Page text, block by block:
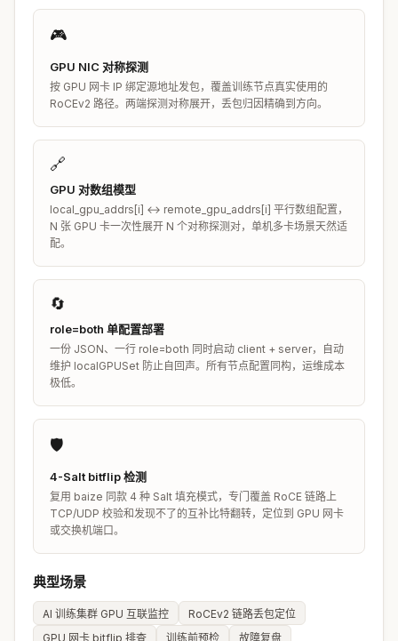
🎮
GPU NIC 对称探测
按 GPU 网卡 IP 绑定源地址发包，覆盖训练节点真实使用的
RoCEv2 路径。两端探测对称展开，丢包归因精确到方向。
🔗
GPU 对数组模型
local_gpu_addrs[i] ↔ remote_gpu_addrs[i] 平行数组配置，
N 张 GPU 卡一次性展开 N 个对称探测对，单机多卡场景天然适
配。
🔄
role=both 单配置部署
一份 JSON、一行 role=both 同时启动 client + server，自动
维护 localGPUSet 防止自回声。所有节点配置同构，运维成本
极低。
🛡️
4-Salt bitflip 检测
复用 baize 同款 4 种 Salt 填充模式，专门覆盖 RoCE 链路上
TCP/UDP 校验和发现不了的互补比特翻转，定位到 GPU 网卡
或交换机端口。
典型场景
AI 训练集群 GPU 互联监控
RoCEv2 链路丢包定位
GPU 网卡 bitflip 排查
训练前预检 故障复盘